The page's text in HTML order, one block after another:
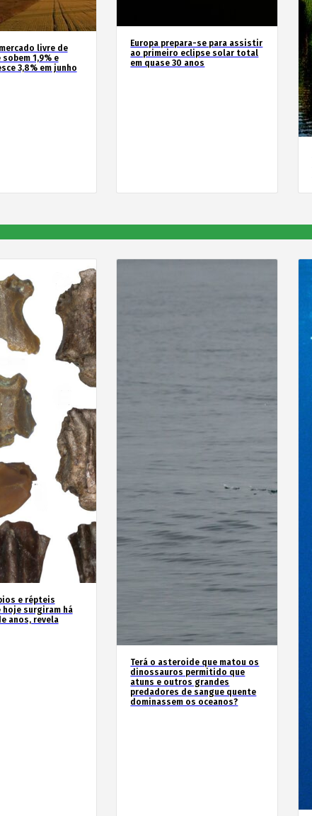
livre de
1,9% e
3,8% em junho
Europa prepara-se para assistir
ao primeiro eclipse solar total
em quase 30 anos
e répteis
hoje surgiram há
anos, revela
Terá o asteroide que matou os
dinossauros permitido que
atuns e outros grandes
predadores de sangue quente
dominassem os oceanos?